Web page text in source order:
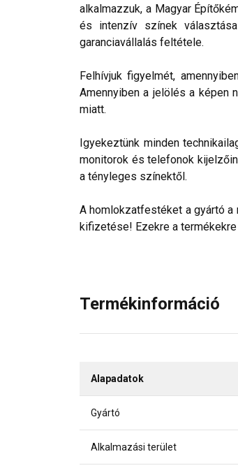
alkalmazzuk, a Magyar
és intenzív színek
garanciavállalás feltétele.
Felhívjuk figyelmét,
Amennyiben a jelölés a képen
miatt.
Igyekeztünk minden
monitorok és telefonok
a tényleges színektől.
A homlokzatfestéket a gyártó
kifizetése! Ezekre a
Termékinformáció
Alapadatok
Gyártó
Alkalmazási terület